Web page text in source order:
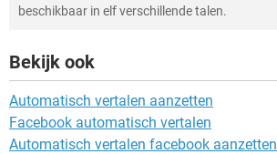
beschikbaar in elf verschillende talen.
Bekijk ook
Automatisch vertalen aanzetten
Facebook automatisch vertalen
Automatisch vertalen facebook aanzetten